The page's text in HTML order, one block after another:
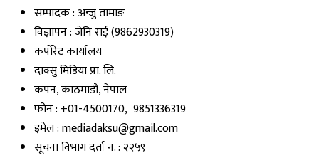
सम्पादक : अन्जु तामाङ
विज्ञापन : जेनि राई (9862930319)
कर्पोरेट कार्यालय
दाक्सु मिडिया प्रा. लि.
कपन, काठमाडौं, नेपाल
फोन : +01-4500170, 9851336319
इमेल : mediadaksu@gmail.com
सूचना विभाग दर्ता नं. : २२५९